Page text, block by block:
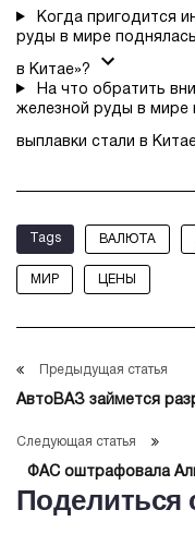
Когда пригодится
руды в мире
в Китае»?
На что обратить
железной руды в мире
выплавки стали в
Tags ВАЛЮТА
МИР ЦЕНЫ
Предыдущая статья
АвтоВАЗ займется
Следующая статья
ФАС оштрафовала
Поделиться